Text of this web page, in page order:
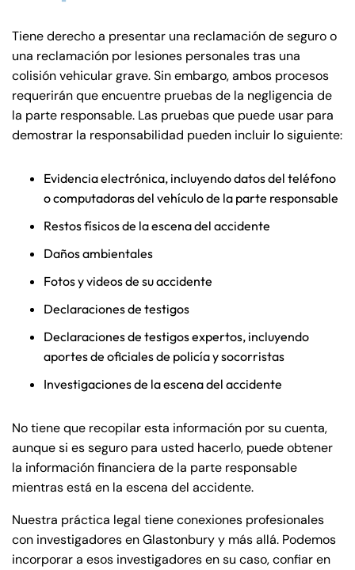
Tiene derecho a presentar una reclamación de seguro o
una reclamación por lesiones personales tras una
colisión vehicular grave. Sin embargo, ambos procesos
requerirán que encuentre pruebas de la negligencia de
la parte responsable. Las pruebas que puede usar para
demostrar la responsabilidad pueden incluir lo siguiente:
Evidencia electrónica, incluyendo datos del teléfono
o computadoras del vehículo de la parte responsable
Restos físicos de la escena del accidente
Daños ambientales
Fotos y videos de su accidente
Declaraciones de testigos
Declaraciones de testigos expertos, incluyendo
aportes de oficiales de policía y socorristas
Investigaciones de la escena del accidente
No tiene que recopilar esta información por su cuenta,
aunque si es seguro para usted hacerlo, puede obtener
la información financiera de la parte responsable
mientras está en la escena del accidente.
Nuestra práctica legal tiene conexiones profesionales
con investigadores en Glastonbury y más allá. Podemos
incorporar a esos investigadores en su caso, confiar en